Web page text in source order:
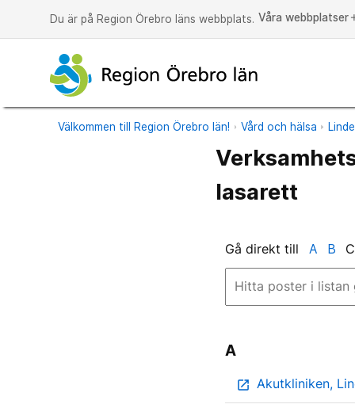
Du är på Region Örebro läns webbplats. Våra webbplatser
Välkommen till Region Örebro län! Vård och hälsa
lasarett
Gå direkt till A B C
A
open_in_new Akutkliniken,